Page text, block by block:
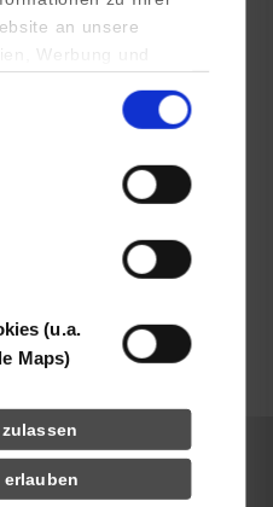
an unsere
Werbung und
führen diese
ihnen bereitgestellt
Ihrer Nutzung
(u.a.
Maps)
Entwicklung